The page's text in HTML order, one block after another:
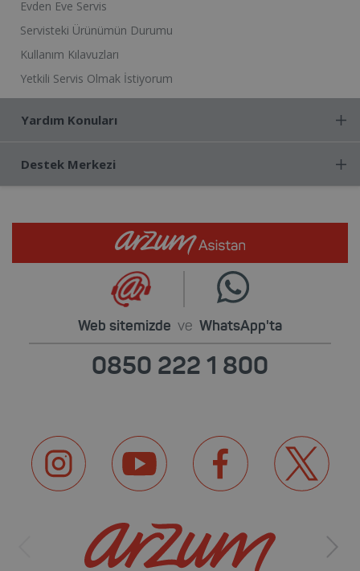
Evden Eve Servis
Servisteki Ürünümün Durumu
Kullanım Kılavuzları
Yetkili Servis Olmak İstiyorum
Yardım Konuları
Destek Merkezi
Web sitemizde ve WhatsApp'ta
0850 222 1 800